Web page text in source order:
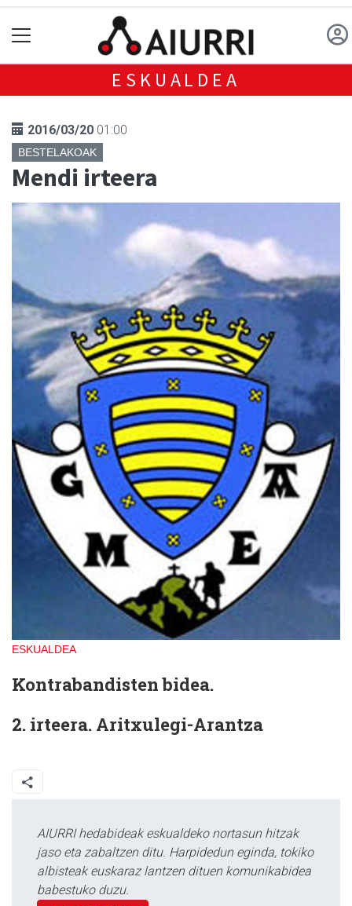
ESKUALDEA
2016/03/20 01:00
BESTELAKOAK
Mendi irteera
ESKUALDEA
Kontrabandisten bidea.
2. irteera. Aritxulegi-Arantza
AIURRI hedabideak eskualdeko nortasun hitzak
jaso eta zabaltzen ditu. Harpidedun eginda, tokiko
albisteak euskaraz lantzen dituen komunikabidea
babestuko duzu.